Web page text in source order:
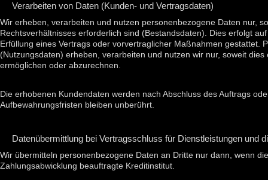
Verarbeiten von Daten (Kunden- und Vertragsdaten)
Wir erheben, verarbeiten und nutzen personenbezogene Daten nur,
Rechtsverhältnisses erforderlich sind (Bestandsdaten). Dies erfolgt
Erfüllung eines Vertrags oder vorvertraglicher Maßnahmen
(Nutzungsdaten) erheben, verarbeiten und nutzen wir nur, soweit
ermöglichen oder abzurechnen.
Die erhobenen Kundendaten werden nach Abschluss des Auftrags
Aufbewahrungsfristen bleiben unberührt.
Datenübermittlung bei Vertragsschluss für Dienstleistungen und
Wir übermitteln personenbezogene Daten an Dritte nur dann, wenn
Zahlungsabwicklung beauftragte Kreditinstitut.